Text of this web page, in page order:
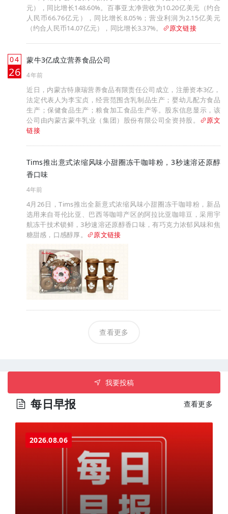
元），同比增长148.60%。百事亚太净营收为10.20亿美元（约合
人民币66.76亿元），同比增长8.05%；营业利润为2.15亿美元
（约合人民币14.07亿元），同比增长3.37%。
原文链接
04
月
26
蒙牛3亿成立营养食品公司
4年前
近日，内蒙古特康瑞营养食品有限责任公司成立，注册资本3亿，
法定代表人为李宝贞，经营范围含乳制品生产；婴幼儿配方食品
生产；保健食品生产；粮食加工食品生产等。股东信息显示，该
公司由内蒙古蒙牛乳业（集团）股份有限公司全资持股。
原文
链接
Tims推出意式浓缩风味小甜圈冻干咖啡粉，3秒速溶还原醇
香口味
4年前
4月26日，Tims推出全新意式浓缩风味小甜圈冻干咖啡粉，新品
选用来自哥伦比亚、巴西等咖啡产区的阿拉比亚咖啡豆，采用宇
航冻干技术锁鲜，3秒速溶还原醇香口味，有巧克力浓郁风味和焦
糖甜感，口感醇厚。
原文链接
查看更多
我要投稿
每日早报 查看更多
2026.08.06